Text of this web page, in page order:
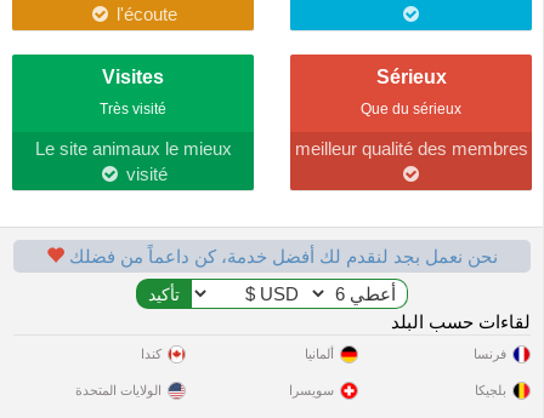
l'écoute
Sérieux
Que du sérieux
meilleur qualité des membres
Visites
Très visité
Le site animaux le mieux
visité
نحن نعمل بجد لنقدم لك أفضل خدمة، كن داعماً من فضلك
لقاءات حسب البلد
فرنسا
بلجيكا
ألمانيا
سويسرا
كندا
الولايات المتحدة